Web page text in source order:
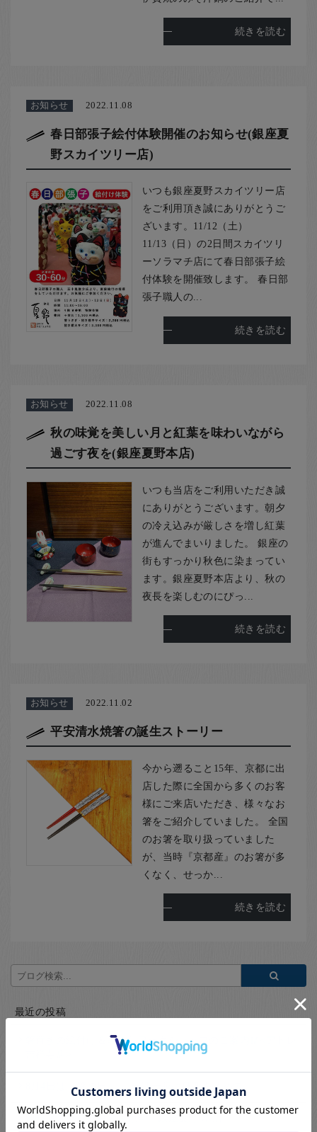
続きを読む
お知らせ 2022.11.08
春日部張子絵付体験開催のお知らせ(銀座夏
野スカイツリー店)
いつも銀座夏野スカイツリー店
をご利用頂き誠にありがとうご
ざいます。11/12（土）
11/13（日）の2日間スカイツリ
ーソラマチ店にて春日部張子絵
付体験を開催致します。 春日部
張子職人の...
続きを読む
お知らせ 2022.11.08
秋の味覚を美しい月と紅葉を味わいながら
過ごす夜を(銀座夏野本店)
いつも当店をご利用いただき誠
にありがとうございます。朝夕
の冷え込みが厳しさを増し紅葉
が進んでまいりました。 銀座の
街もすっかり秋色に染まってい
ます。銀座夏野本店より、秋の
夜長を楽しむのにぴっ...
続きを読む
お知らせ 2022.11.02
平安清水焼箸の誕生ストーリー
今から遡ること15年、京都に出
店した際に全国から多くのお客
様にご来店いただき、様々なお
箸をご紹介していました。 全国
のお箸を取り扱っていました
が、当時『京都産』のお箸が多
くなく、せっか...
続きを読む
最近の投稿
箸置きの絵付け＆箸作りワークショップのご案内🥢<アトレ
8月4日は「箸の日」― 一膳一膳に感謝を込めて
津軽塗で感じる夏の景色🍉｜銀座夏野 本店